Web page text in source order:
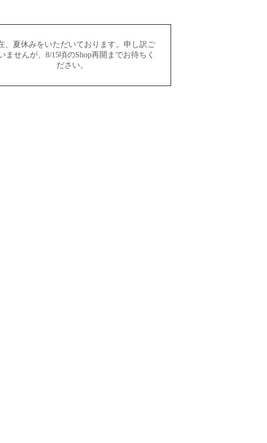
、夏休みをいただいております。申し訳ご
ませんが、8/15頃のShop再開までお待ちく
ださい。